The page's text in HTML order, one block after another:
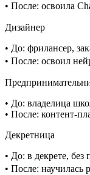
• После: освоила
Дизайнер
• До: фрилансер,
• После: освоил
• До: владелица
• После: контент-
Декретница
• До: в декрете, без
• После: научилась